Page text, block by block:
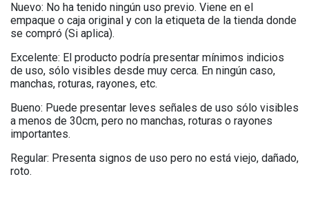
Nuevo: No ha tenido ningún uso previo. Viene en el
empaque o caja original y con la etiqueta de la tienda donde
se compró (Si aplica).
Excelente: El producto podría presentar mínimos indicios
de uso, sólo visibles desde muy cerca. En ningún caso,
manchas, roturas, rayones, etc.
Bueno: Puede presentar leves señales de uso sólo visibles
a menos de 30cm, pero no manchas, roturas o rayones
importantes.
Regular: Presenta signos de uso pero no está viejo, dañado,
roto.